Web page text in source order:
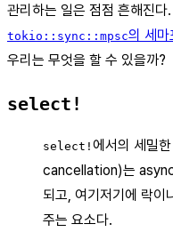
관리하는 일은 점점 흔해진다.
tokio::sync::mpsc의 세마
우리는 무엇을 할 수 있을까?
select!
select! 에서의 세밀
cancellation)는
되고, 여기저기에 락이
주는 요소다.